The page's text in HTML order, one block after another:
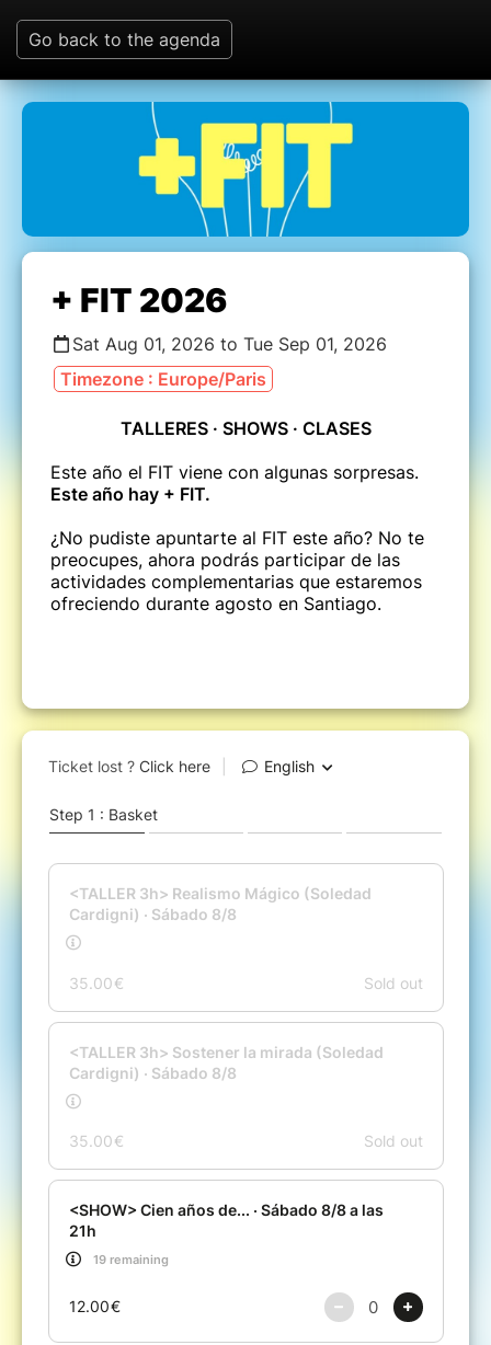
Go back to the agenda
+ FIT 2026
Sat Aug 01, 2026 to Tue Sep 01, 2026
Timezone : Europe/Paris
TALLERES · SHOWS · CLASES
Este año el FIT viene con algunas sorpresas.
Este año hay + FIT.
¿No pudiste apuntarte al FIT este año? No te
preocupes, ahora podrás participar de las
actividades complementarias que estaremos
ofreciendo durante agosto en Santiago.